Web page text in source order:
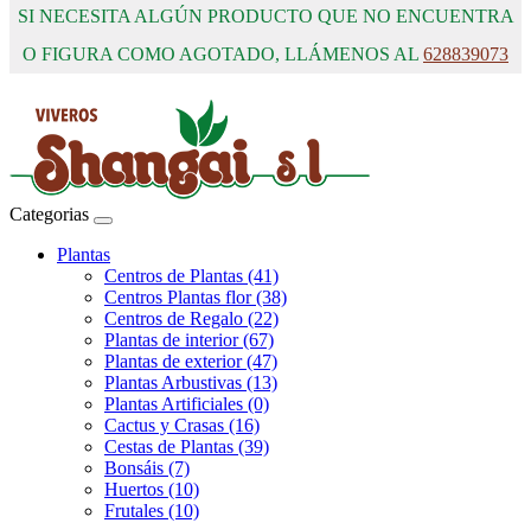
SI NECESITA ALGÚN PRODUCTO QUE NO ENCUENTRA
O FIGURA COMO AGOTADO, LLÁMENOS AL 628839073
Categorias
Plantas
Centros de Plantas (41)
Centros Plantas flor (38)
Centros de Regalo (22)
Plantas de interior (67)
Plantas de exterior (47)
Plantas Arbustivas (13)
Plantas Artificiales (0)
Cactus y Crasas (16)
Cestas de Plantas (39)
Bonsáis (7)
Huertos (10)
Frutales (10)